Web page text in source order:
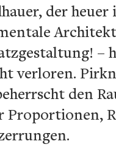
der
verloren.
den
Proportionen,